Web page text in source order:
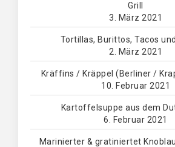
Grill
3. März 2021
Tortillas, Burittos, Tacos
2. März 2021
Kräffins / Kräppel (Berliner /
10. Februar 2021
Kartoffelsuppe aus dem
6. Februar 2021
Marinierter & gratiniertet